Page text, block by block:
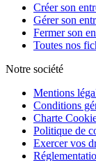
Créer son
Gérer son
Fermer son
Toutes nos
Notre société
Mentions
Conditions
Charte
Politique de
Exercer vos